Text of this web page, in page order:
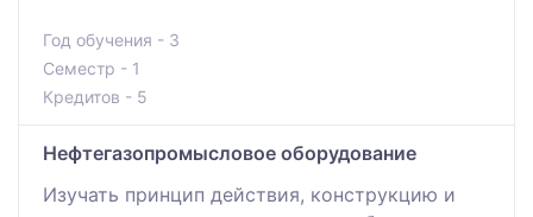
Год обучения - 3
Семестр - 1
Кредитов - 5
Нефтегазопромысловое оборудование
Изучать принцип действия, конструкцию и